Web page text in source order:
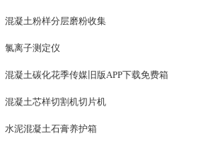
混凝土粉样分层磨粉收集
氯离子测定仪
混凝土碳化花季传媒旧版APP下载免费箱
混凝土芯样切割机切片机
水泥混凝土石膏养护箱